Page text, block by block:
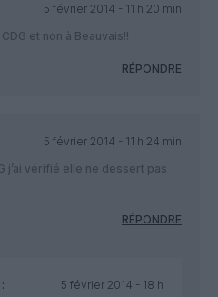
5 février 2014 - 11 h 20 min
et non à Beauvais!!
RÉPONDRE
5 février 2014 - 11 h 24 min
j’ai vérifié elle ne dessert pas
RÉPONDRE
5 février 2014 - 18 h